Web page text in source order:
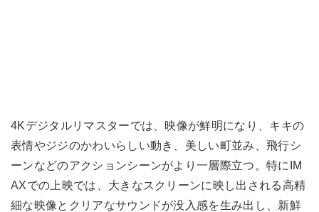
4Kデジタルリマスターでは、映像が鮮明になり、キキの
表情やジジのかわいらしい動き、美しい町並み、飛行シ
ーンなどのアクションシーンがより一層際立つ。特にIM
AXでの上映では、大きなスクリーンに映し出される高精
細な映像とクリアなサウンドが没入感を生み出し、新鮮